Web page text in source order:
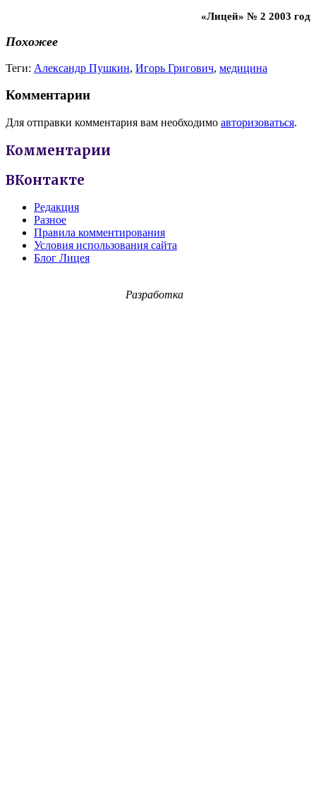
«Лицей» № 2 2003 год
Похожее
Теги: Александр Пушкин, Игорь Григович, медицина
Комментарии
Для отправки комментария вам необходимо авторизоваться.
Комментарии
ВКонтакте
Редакция
Разное
Правила комментирования
Условия использования сайта
Блог Лицея
Разработка